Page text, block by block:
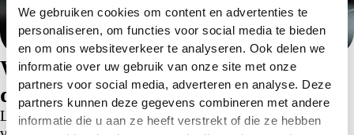
We gebruiken cookies om content en advertenties te
personaliseren, om functies voor social media te bieden
en om ons websiteverkeer te analyseren. Ook delen we
informatie over uw gebruik van onze site met onze
partners voor social media, adverteren en analyse. Deze
partners kunnen deze gegevens combineren met andere
informatie die u aan ze heeft verstrekt of die ze hebben
Wij zoeken voor jou je
droomwagen
Laat ons weten waar je naar op zoek bent en wij gaan